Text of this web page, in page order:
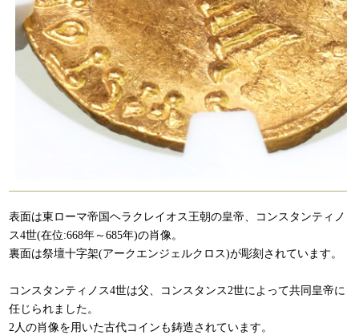
表面は東ローマ帝国ヘラクレイオス王朝の皇帝、コンスタンティノ
ス4世(在位:668年～685年)の肖像。
裏面は祭壇十字架(アークエンジェルクロス)が彫刻されています。
コンスタンティノス4世は父、コンスタンス2世によって共同皇帝に
任じられました。
2人の肖像を用いた古代コインも鋳造されています。